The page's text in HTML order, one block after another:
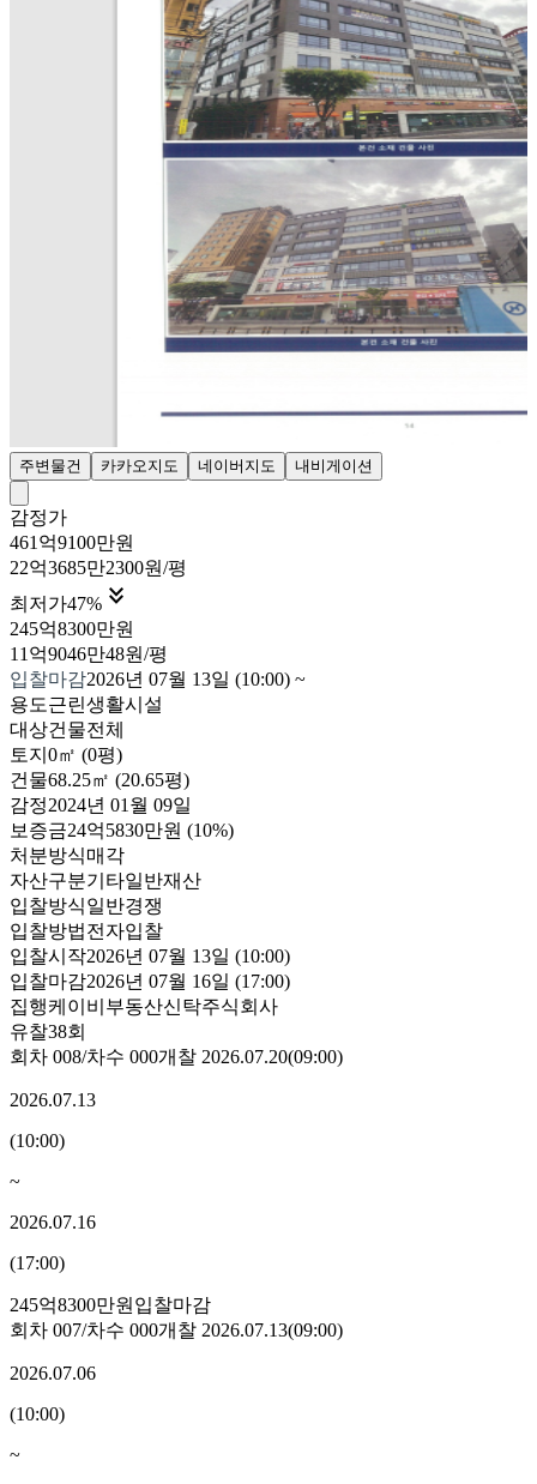
주변물건 카카오지도 네이버지도 내비게이션
감정가
461억9100만원
22억3685만2300원/평
최저가47% 
245억8300만원
11억9046만48원/평
입찰마감2026년 07월 13일 (10:00) ~
용도근린생활시설
대상건물전체
토지 0㎡ (0평)
건물68.25㎡ (20.65평)
감정2024년 01월 09일
보증금24억5830만원 (10%)
처분방식매각
자산구분기타일반재산
입찰방식일반경쟁
입찰방법전자입찰
입찰시작2026년 07월 13일 (10:00)
입찰마감2026년 07월 16일 (17:00)
집행케이비부동산신탁주식회사
유찰38회
회차 008/차수 000개찰 2026.07.20(09:00)
2026.07.13
(10:00)
~
2026.07.16
(17:00)
245억8300만원 입찰마감
회차 007/차수 000개찰 2026.07.13(09:00)
2026.07.06
(10:00)
~